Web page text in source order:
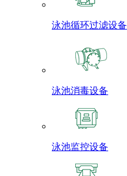
泳池循环过滤设备
泳池消毒设备
泳池监控设备